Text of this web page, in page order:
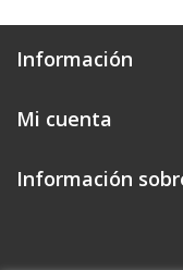
Información
Mi cuenta
Información